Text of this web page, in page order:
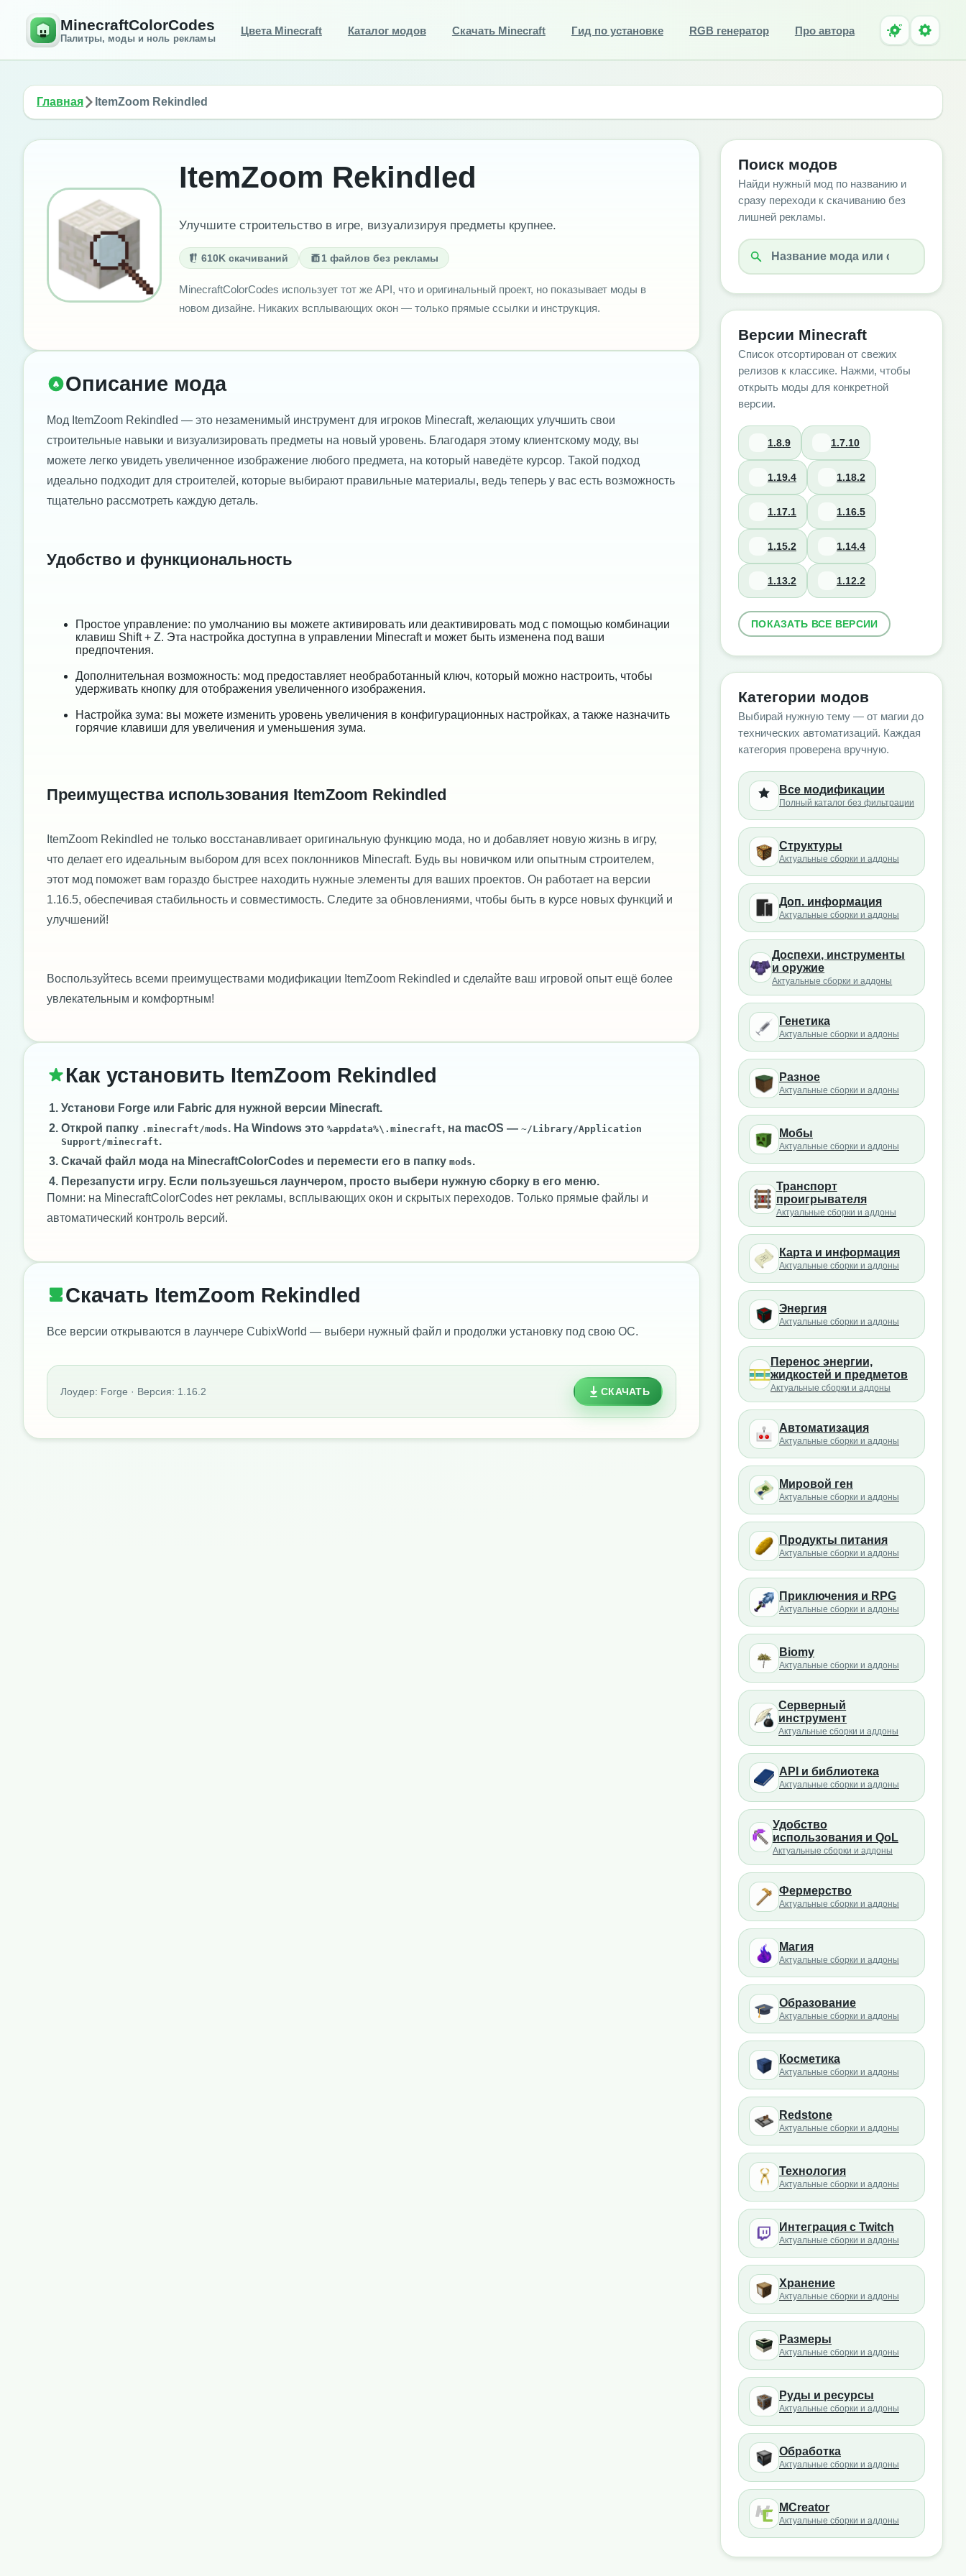
MinecraftColorCodes
Палитры, моды и ноль рекламы
Цвета Minecraft Каталог модов Скачать Minecraft Гид по установке RGB генератор Про автора
Главная ItemZoom Rekindled
ItemZoom Rekindled
Улучшите строительство в игре, визуализируя предметы крупнее.
610K скачиваний 1 файлов без рекламы
MinecraftColorCodes использует тот же API, что и оригинальный проект, но показывает моды в
новом дизайне. Никаких всплывающих окон — только прямые ссылки и инструкция.
Описание мода
Мод ItemZoom Rekindled — это незаменимый инструмент для игроков Minecraft, желающих улучшить свои
строительные навыки и визуализировать предметы на новый уровень. Благодаря этому клиентскому моду, вы
можете легко увидеть увеличенное изображение любого предмета, на который наведёте курсор. Такой подход
идеально подходит для строителей, которые выбирают правильные материалы, ведь теперь у вас есть возможность
тщательно рассмотреть каждую деталь.
Удобство и функциональность
Простое управление: по умолчанию вы можете активировать или деактивировать мод с помощью комбинации
клавиш Shift + Z. Эта настройка доступна в управлении Minecraft и может быть изменена под ваши
предпочтения.
Дополнительная возможность: мод предоставляет необработанный ключ, который можно настроить, чтобы
удерживать кнопку для отображения увеличенного изображения.
Настройка зума: вы можете изменить уровень увеличения в конфигурационных настройках, а также назначить
горячие клавиши для увеличения и уменьшения зума.
Преимущества использования ItemZoom Rekindled
ItemZoom Rekindled не только восстанавливает оригинальную функцию мода, но и добавляет новую жизнь в игру,
что делает его идеальным выбором для всех поклонников Minecraft. Будь вы новичком или опытным строителем,
этот мод поможет вам гораздо быстрее находить нужные элементы для ваших проектов. Он работает на версии
1.16.5, обеспечивая стабильность и совместимость. Следите за обновлениями, чтобы быть в курсе новых функций и
улучшений!
Воспользуйтесь всеми преимуществами модификации ItemZoom Rekindled и сделайте ваш игровой опыт ещё более
увлекательным и комфортным!
Как установить ItemZoom Rekindled
Установи Forge или Fabric для нужной версии Minecraft.
Открой папку .minecraft/mods. На Windows это %appdata%\.minecraft, на macOS — ~/Library/Application
Support/minecraft.
Скачай файл мода на MinecraftColorCodes и перемести его в папку mods.
Перезапусти игру. Если пользуешься лаунчером, просто выбери нужную сборку в его меню.
Помни: на MinecraftColorCodes нет рекламы, всплывающих окон и скрытых переходов. Только прямые файлы и
автоматический контроль версий.
Скачать ItemZoom Rekindled
Все версии открываются в лаунчере CubixWorld — выбери нужный файл и продолжи установку под свою ОС.
Лоудер: Forge · Версия: 1.16.2 СКАЧАТЬ
Поиск модов
Найди нужный мод по названию и
сразу переходи к скачиванию без
лишней рекламы.
Версии Minecraft
Список отсортирован от свежих
релизов к классике. Нажми, чтобы
открыть моды для конкретной
версии.
1.8.9 1.7.10
1.19.4 1.18.2
1.17.1 1.16.5
1.15.2 1.14.4
1.13.2 1.12.2
ПОКАЗАТЬ ВСЕ ВЕРСИИ
Категории модов
Выбирай нужную тему — от магии до
технических автоматизаций. Каждая
категория проверена вручную.
Все модификации
Полный каталог без фильтрации
Структуры
Актуальные сборки и аддоны
Доп. информация
Актуальные сборки и аддоны
Доспехи, инструменты
и оружие
Актуальные сборки и аддоны
Генетика
Актуальные сборки и аддоны
Разное
Актуальные сборки и аддоны
Мобы
Актуальные сборки и аддоны
Транспорт
проигрывателя
Актуальные сборки и аддоны
Карта и информация
Актуальные сборки и аддоны
Энергия
Актуальные сборки и аддоны
Перенос энергии,
жидкостей и предметов
Актуальные сборки и аддоны
Автоматизация
Актуальные сборки и аддоны
Мировой ген
Актуальные сборки и аддоны
Продукты питания
Актуальные сборки и аддоны
Приключения и RPG
Актуальные сборки и аддоны
Biomy
Актуальные сборки и аддоны
Серверный
инструмент
Актуальные сборки и аддоны
API и библиотека
Актуальные сборки и аддоны
Удобство
использования и QoL
Актуальные сборки и аддоны
Фермерство
Актуальные сборки и аддоны
Магия
Актуальные сборки и аддоны
Образование
Актуальные сборки и аддоны
Косметика
Актуальные сборки и аддоны
Redstone
Актуальные сборки и аддоны
Технология
Актуальные сборки и аддоны
Интеграция с Twitch
Актуальные сборки и аддоны
Хранение
Актуальные сборки и аддоны
Размеры
Актуальные сборки и аддоны
Руды и ресурсы
Актуальные сборки и аддоны
Обработка
Актуальные сборки и аддоны
MCreator
Актуальные сборки и аддоны